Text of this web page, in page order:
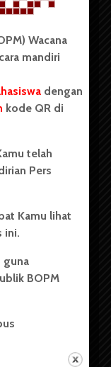
WACANA.
merupakan
dan dikelola
salah satu
Sumatera
Wacana
mandiri
dengan
kode QR di
telah
Pers
Kamu lihat
ini.
guna
BOPM